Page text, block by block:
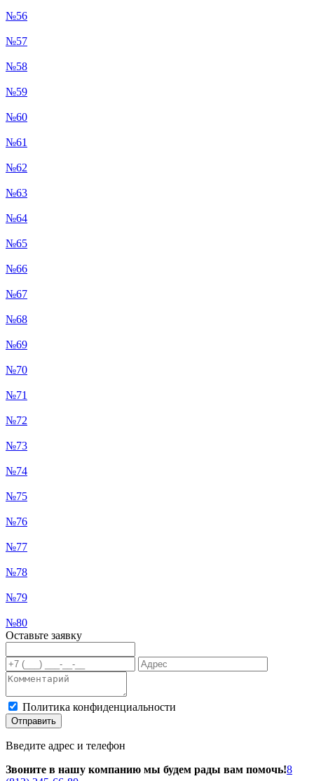
№56
№57
№58
№59
№60
№61
№62
№63
№64
№65
№66
№67
№68
№69
№70
№71
№72
№73
№74
№75
№76
№77
№78
№79
№80
Оставьте заявку
Политика конфиденциальности
Отправить
Введите адрес и телефон
Звоните в нашу компанию мы будем рады вам помочь!8